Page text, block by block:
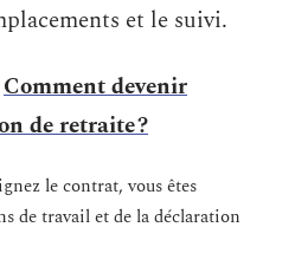
et le suivi.
Comment devenir
de retraite ?
le contrat, vous êtes
de travail et de la déclaration